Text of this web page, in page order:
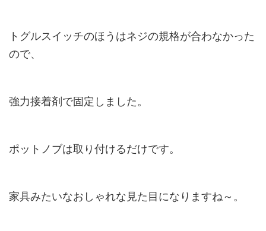
トグルスイッチのほうはネジの規格が合わなかった
ので、
強力接着剤で固定しました。
ポットノブは取り付けるだけです。
家具みたいなおしゃれな見た目になりますね～。